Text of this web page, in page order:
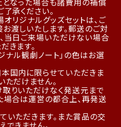
承ください。
リジナルグッズセットは、ご
渡しいたします。郵送のご対
当日ご来場いただけない場合
きます。
ナル観劇ノート」の色はお選
国内に限らせていただきま
ただけません。
りいただけなく発送元まで
場合は運営の都合上、再発送
いただきます。また賞品の交